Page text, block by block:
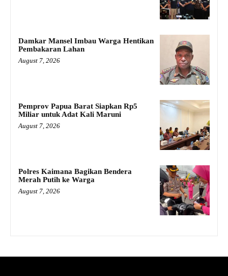
Damkar Mansel Imbau Warga Hentikan
Pembakaran Lahan
August 7, 2026
Pemprov Papua Barat Siapkan Rp5
Miliar untuk Adat Kali Maruni
August 7, 2026
Polres Kaimana Bagikan Bendera
Merah Putih ke Warga
August 7, 2026